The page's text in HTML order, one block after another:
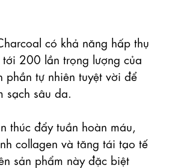
có khả năng hấp thụ
200 lần trọng lượng của
phần tự nhiên tuyệt vời để
sạch sâu da.
thúc đẩy tuần hoàn máu,
collagen và tăng tái tạo tế
sản phẩm này đặc biệt